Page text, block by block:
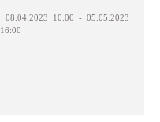
08.04.2023 10:00 - 05.05.2023